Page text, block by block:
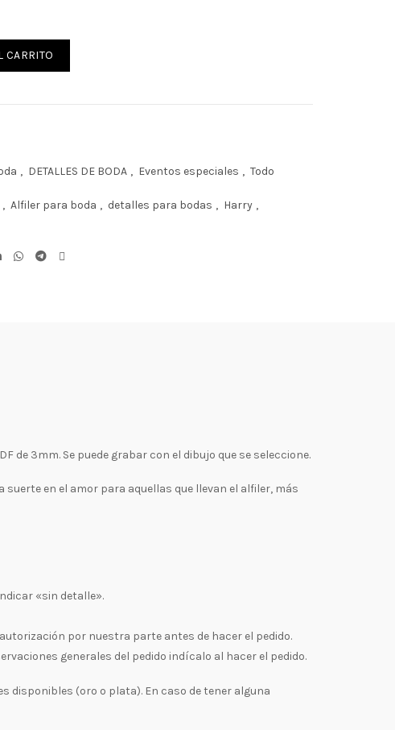
boda Harry cantidad
CARRITO
, DETALLES DE BODA , Eventos especiales , Todo
, Alfiler para boda , detalles para bodas , Harry ,
de 3mm. Se puede grabar con el dibujo que se seleccione.
en el amor para aquellas que llevan el alfiler, más
«sin detalle».
por nuestra parte antes de hacer el pedido.
generales del pedido indícalo al hacer el pedido.
disponibles (oro o plata). En caso de tener alguna